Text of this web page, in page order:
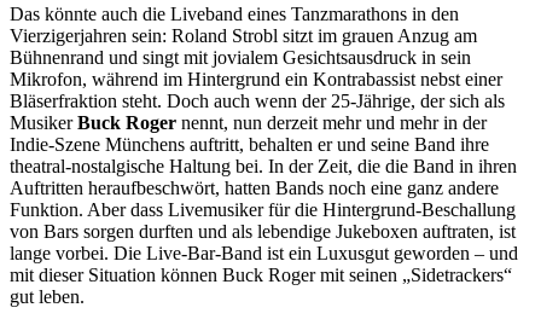
Das könnte auch die Liveband eines Tanzmarathons in den
Vierzigerjahren sein: Roland Strobl sitzt im grauen Anzug am
Bühnenrand und singt mit jovialem Gesichtsausdruck in sein
Mikrofon, während im Hintergrund ein Kontrabassist nebst einer
Bläserfraktion steht. Doch auch wenn der 25-Jährige, der sich als
MusikerBuck Roger nennt, nun derzeit mehr und mehr in der
Indie-Szene Münchens auftritt, behalten er und seine Band ihre
theatral-nostalgische Haltung bei. In der Zeit, die die Band in ihren
Auftritten heraufbeschwört, hatten Bands noch eine ganz andere
Funktion. Aber dass Livemusiker für die Hintergrund-Beschallung
von Bars sorgen durften und als lebendige Jukeboxen auftraten, ist
lange vorbei. Die Live-Bar-Band ist ein Luxusgut geworden – und
mit dieser Situation können Buck Roger mit seinen „Sidetrackers“
gut leben.